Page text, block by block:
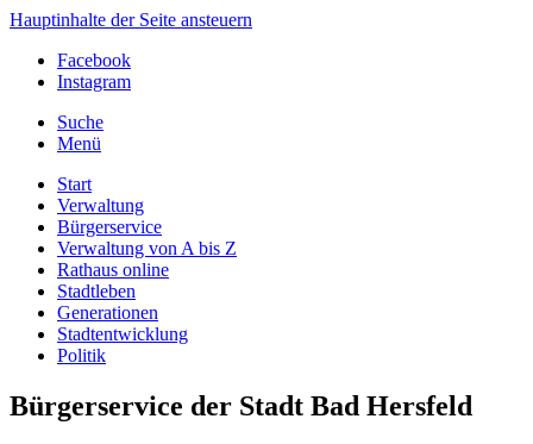
Hauptinhalte der Seite ansteuern
Facebook
Instagram
Suche
Menü
Start
Verwaltung
Bürgerservice
Verwaltung von A bis Z
Rathaus online
Stadtleben
Generationen
Stadtentwicklung
Politik
Bürgerservice der Stadt Bad Hersfeld